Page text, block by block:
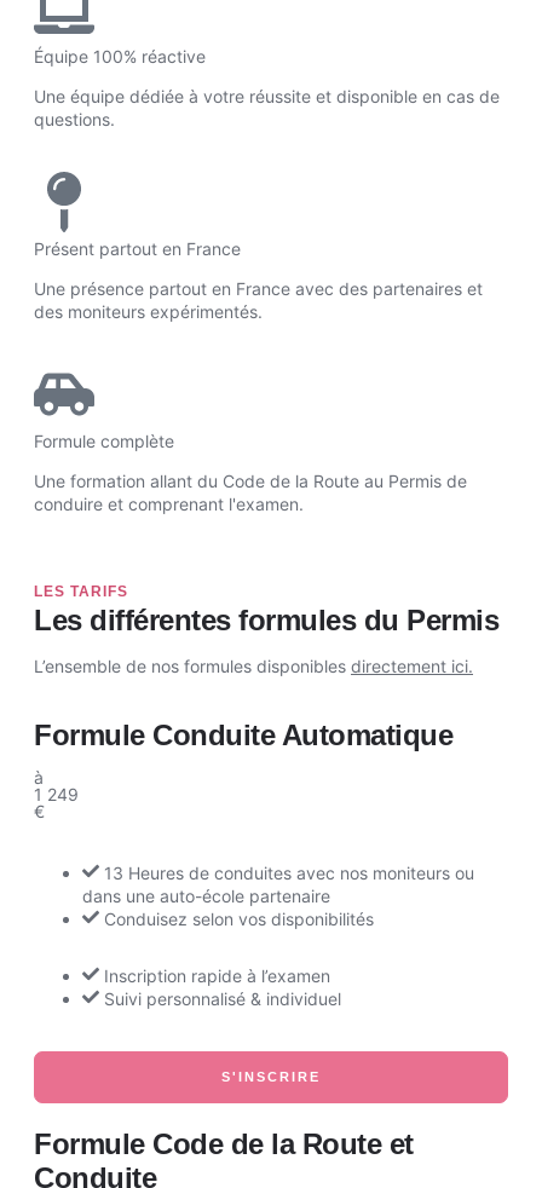
Équipe 100% réactive
Une équipe dédiée à votre réussite et disponible en cas de
questions.
Présent partout en France
Une présence partout en France avec des partenaires et
des moniteurs expérimentés.
Formule complète
Une formation allant du Code de la Route au Permis de
conduire et comprenant l'examen.
LES TARIFS
Les différentes formules du Permis
L’ensemble de nos formules disponibles directement ici.
Formule Conduite Automatique
à
1 249
€
13 Heures de conduites avec nos moniteurs ou
dans une auto-école partenaire
Conduisez selon vos disponibilités
Inscription rapide à l’examen
Suivi personnalisé & individuel
S'INSCRIRE
Formule Code de la Route et
Conduite